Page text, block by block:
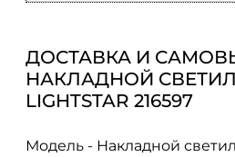
ДОСТАВКА И
НАКЛАДНОЙ
LIGHTSTAR 216597
Модель - Накладной